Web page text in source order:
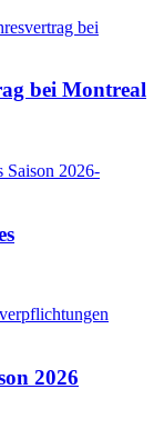
bei Montreal
2026